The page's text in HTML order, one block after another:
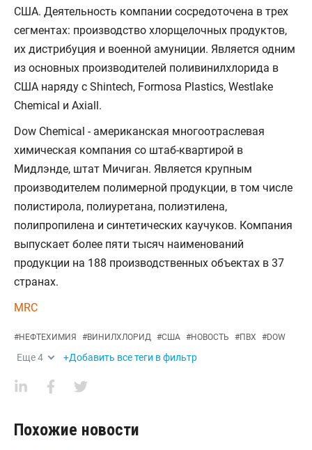
США. Деятельность компании сосредоточена в трех
сегментах: производство хлорщелочных продуктов,
их дистрибуция и военной амуниции. Является одним
из основных производителей поливинилхлорида в
США наряду с Shintech, Formosa Plastics, Westlake
Chemical и Axiall.
Dow Chemical - американская многоотраслевая
химическая компания со штаб-квартирой в
Мидлэнде, штат Мичиган. Является крупным
производителем полимерной продукции, в том числе
полистирола, полиуретана, полиэтилена,
полипропилена и синтетических каучуков. Компания
выпускает более пяти тысяч наименований
продукции на 188 производственных объектах в 37
странах.
MRC
#НЕФТЕХИМИЯ #ВИНИЛХЛОРИД #США #НОВОСТЬ #ПВХ #DOW
Еще4 +Добавить все теги в фильтр
Похожие новости